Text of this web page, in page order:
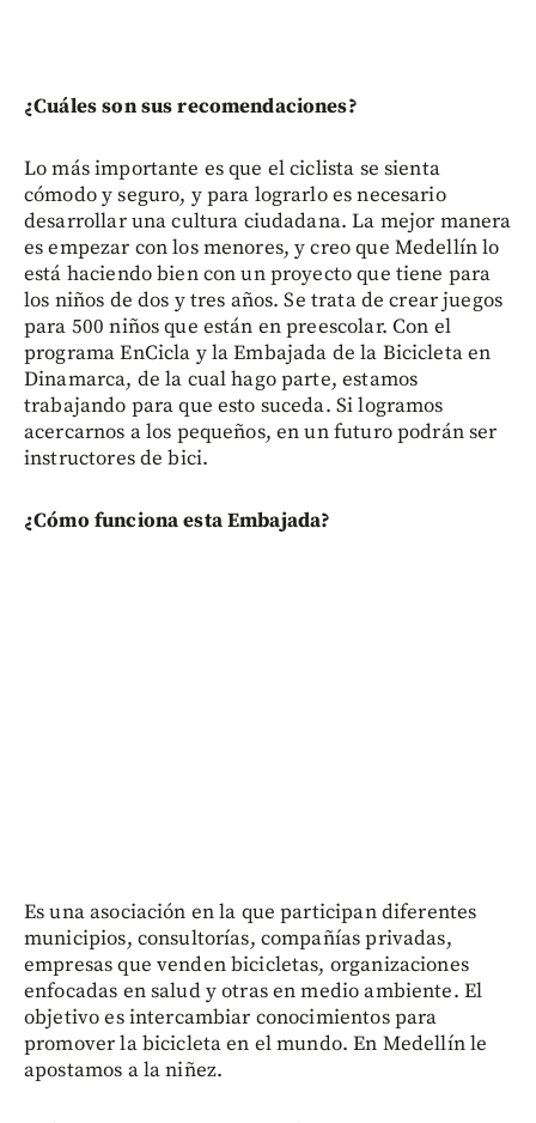
¿Cuáles son sus recomendaciones?
Lo más importante es que el ciclista se sienta
cómodo y seguro, y para lograrlo es necesario
desarrollar una cultura ciudadana. La mejor manera
es empezar con los menores, y creo que Medellín lo
está haciendo bien con un proyecto que tiene para
los niños de dos y tres años. Se trata de crear juegos
para 500 niños que están en preescolar. Con el
programa EnCicla y la Embajada de la Bicicleta en
Dinamarca, de la cual hago parte, estamos
trabajando para que esto suceda. Si logramos
acercarnos a los pequeños, en un futuro podrán ser
instructores de bici.
¿Cómo funciona esta Embajada?
Es una asociación en la que participan diferentes
municipios, consultorías, compañías privadas,
empresas que venden bicicletas, organizaciones
enfocadas en salud y otras en medio ambiente. El
objetivo es intercambiar conocimientos para
promover la bicicleta en el mundo. En Medellín le
apostamos a la niñez.